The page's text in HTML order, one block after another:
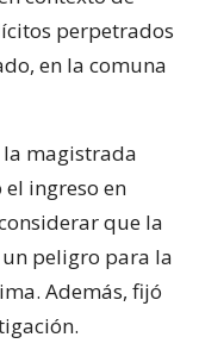
perpetrados
en la comuna
magistrada
ingreso en
que la
peligro para la
Además, fijó